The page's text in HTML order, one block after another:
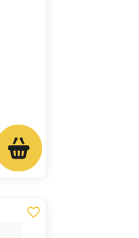
favorite_border